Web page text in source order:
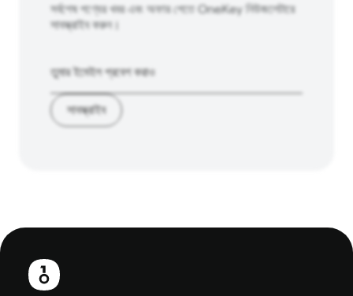
সর্বশেষ পণ্যের খবর এবং অফার পেতে OneKey নিউজলেটারে
সাবস্ক্রাইব করুন।
সাবস্ক্রাইব
পাদলেখ